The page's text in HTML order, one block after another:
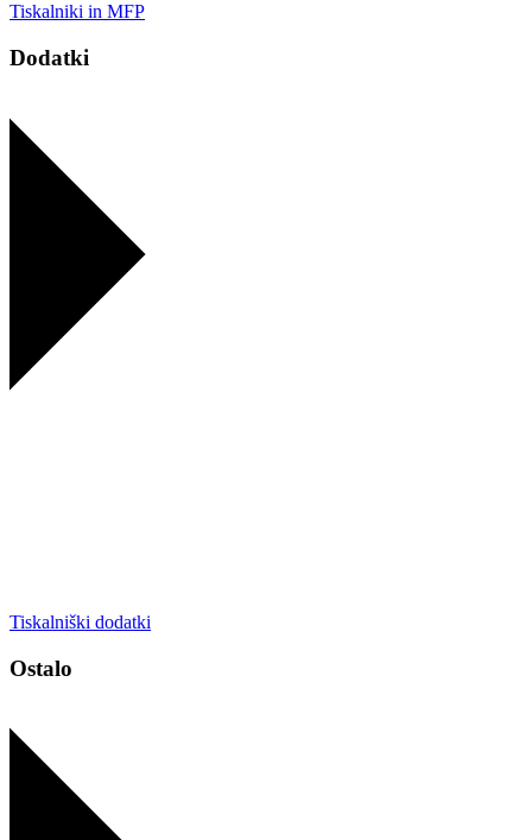
Tiskalniki in MFP
Dodatki
Tiskalniški dodatki
Ostalo